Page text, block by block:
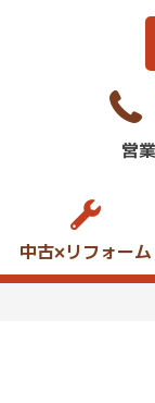
営
中古×リフォーム